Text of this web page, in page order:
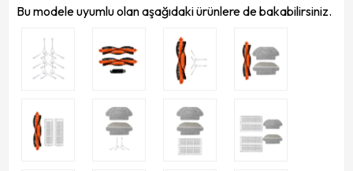
Bu modele uyumlu olan aşağıdaki ürünlere de bakabilirsiniz.